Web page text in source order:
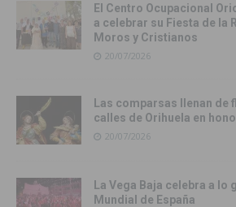
El Centro Ocupacional
a celebrar su Fiesta de la
Moros y Cristianos
20/07/2026
Las comparsas llenan de
calles de Orihuela en
20/07/2026
La Vega Baja celebra a lo
Mundial de España